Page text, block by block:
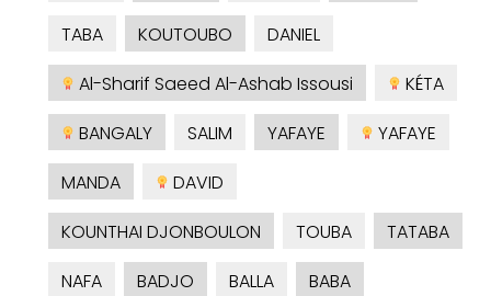
TABA
KOUTOUBO
DANIEL
Al-Sharif Saeed Al-Ashab Issousi
KÉTA
BANGALY
SALIM YAFAYE
YAFAYE
MANDA
DAVID
KOUNTHAI DJONBOULON
TOUBA
TATABA
NAFA
BADJO BALLA
BABA